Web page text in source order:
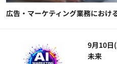
広告・マーケティング業務におけ
9月10日
未来